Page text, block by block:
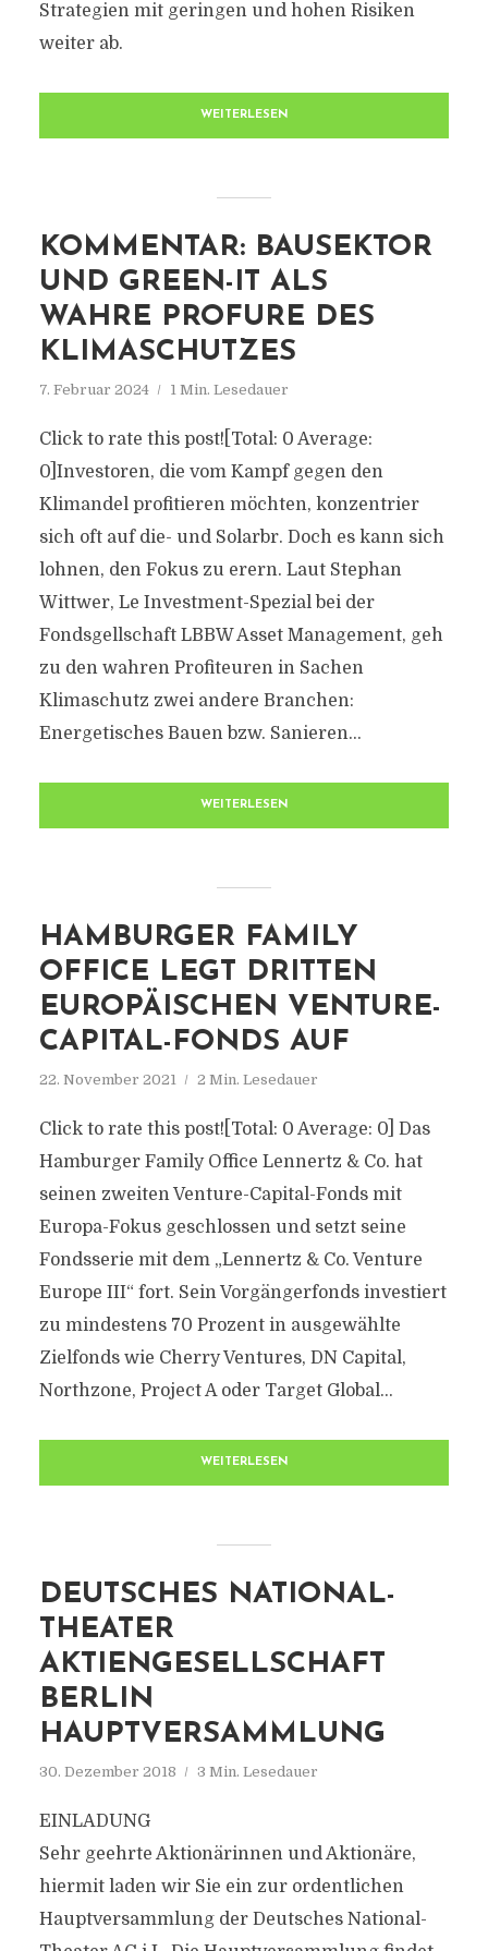
Strategien mit geringen und hohen Risiken
weiter ab.
WEITERLESEN
KOMMENTAR: BAUSEKTOR
UND GREEN-IT ALS
WAHRE PROFURE DES
KLIMASCHUTZES
7. Februar 2024 1 Min. Lesedauer
Click to rate this post![Total: 0 Average:
0]Investoren, die vom Kampf gegen den
Klimandel profitieren möchten, konzentrier
sich oft auf die- und Solarbr. Doch es kann sich
lohnen, den Fokus zu erern. Laut Stephan
Wittwer, Le Investment-Spezial bei der
Fondsgellschaft LBBW Asset Management, geh
zu den wahren Profiteuren in Sachen
Klimaschutz zwei andere Branchen:
Energetisches Bauen bzw. Sanieren...
WEITERLESEN
HAMBURGER FAMILY
OFFICE LEGT DRITTEN
EUROPÄISCHEN VENTURE-
CAPITAL-FONDS AUF
22. November 2021 2 Min. Lesedauer
Click to rate this post![Total: 0 Average: 0] Das
Hamburger Family Office Lennertz & Co. hat
seinen zweiten Venture-Capital-Fonds mit
Europa-Fokus geschlossen und setzt seine
Fondsserie mit dem „Lennertz & Co. Venture
Europe III“ fort. Sein Vorgängerfonds investiert
zu mindestens 70 Prozent in ausgewählte
Zielfonds wie Cherry Ventures, DN Capital,
Northzone, Project A oder Target Global...
WEITERLESEN
DEUTSCHES NATIONAL-
THEATER
AKTIENGESELLSCHAFT
BERLIN
HAUPTVERSAMMLUNG
30. Dezember 2018 3 Min. Lesedauer
EINLADUNG
Sehr geehrte Aktionärinnen und Aktionäre,
hiermit laden wir Sie ein zur ordentlichen
Hauptversammlung der Deutsches National-